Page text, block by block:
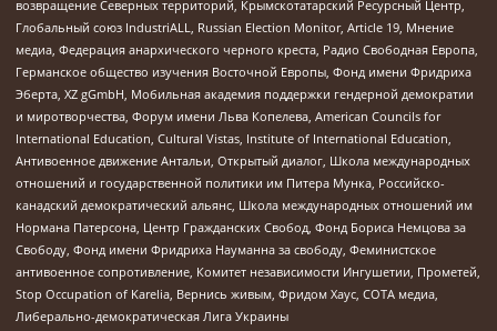
возвращение Северных территорий, Крымскотатарский Ресурсный Центр,
Глобальный союз IndustriALL, Russian Election Monitor, Article 19, Мнение
медиа, Федерация анархического черного креста, Радио Свободная Европа,
Германское общество изучения Восточной Европы, Фонд имени Фридриха
Эберта, XZ gGmbH, Мобильная академия поддержки гендерной демократии
и миротворчества, Форум имени Льва Копелева, American Councils for
International Education, Cultural Vistas, Institute of International Education,
Антивоенное движение Антальи, Открытый диалог, Школа международных
отношений и государственной политики им Питера Мунка, Российско-
канадский демократический альянс, Школа международных отношений им
Нормана Патерсона, Центр Гражданских Свобод, Фонд Бориса Немцова за
Свободу, Фонд имени Фридриха Науманна за свободу, Феминистское
антивоенное сопротивление, Комитет независимости Ингушетии, Прометей,
Stop Occupation of Karelia, Вернись живым, Фридом Хаус, СОТА медиа,
Либерально-демократическая Лига Украины